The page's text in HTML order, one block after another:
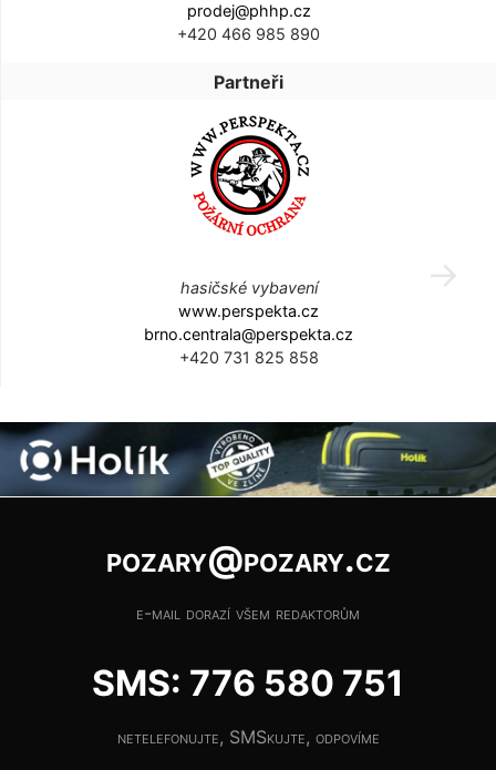
prodej@phhp.cz
+420 466 985 890
Partneři
hasičské vybavení
www.perspekta.cz
brno.centrala@perspekta.cz
+420 731 825 858
pozary@pozary.cz
e-mail dorazí všem redaktorům
SMS: 776 580 751
netelefonujte, SMSkujte, odpovíme